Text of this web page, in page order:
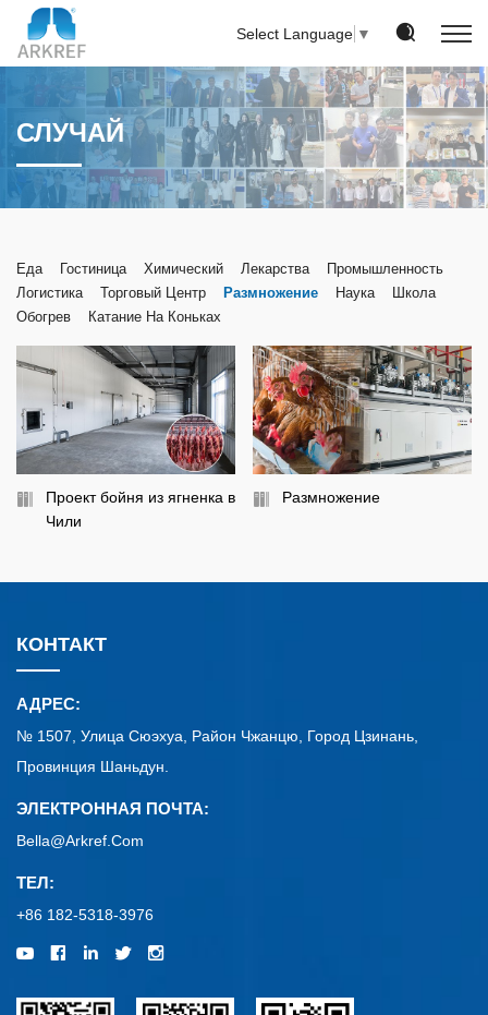
Select Language ▼
СЛУЧАЙ
Еда Гостиница Химический Лекарства
Промышленность
Логистика
Торговый Центр Размножение Наука
Школа
Обогрев
Катание На Коньках
Проект бойня из ягненка в
Чили
Размножение
КОНТАКТ
АДРЕС:
№ 1507, Улица Сюэхуа, Район Чжанцю, Город Цзинань,
Провинция Шаньдун.
ЭЛЕКТРОННАЯ ПОЧТА:
Bella@arkref.com
ТЕЛ:
+86 182-5318-3976